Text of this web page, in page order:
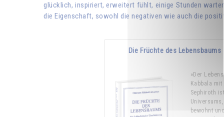
glücklich, inspiriert, erweitert fühlt, einige Stunden
die Eigenschaft, sowohl die negativen wie auch die
Die Früchte des Lebensbaums -
»Der
Kabbala
Sephiroth
bewohnt